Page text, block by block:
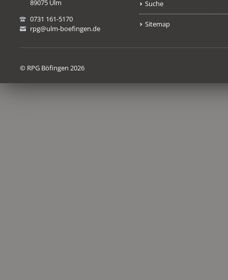
89075 Ulm
0731 161-5170
rpg@ulm-boefingen.de
Suche
Sitemap
© RPG Böfingen 2026